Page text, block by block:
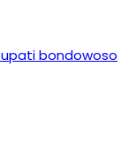
bondowoso